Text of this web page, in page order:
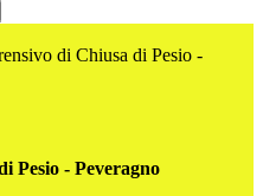
di Chiusa di Pesio -
Pesio - Peveragno